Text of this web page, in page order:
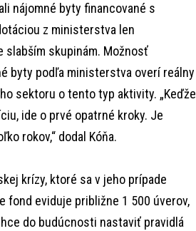
nájomné byty financované s
z ministerstva len
slabším skupinám. Možnosť
byty podľa ministerstva overí reálny
sektoru o tento typ aktivity. „Keďže
ide o prvé opatrné kroky. Je
rokov,“ dodal Kóňa.
krízy, ktoré sa v jeho prípade
fond eviduje približne 1 500 úverov,
do budúcnosti nastaviť pravidlá